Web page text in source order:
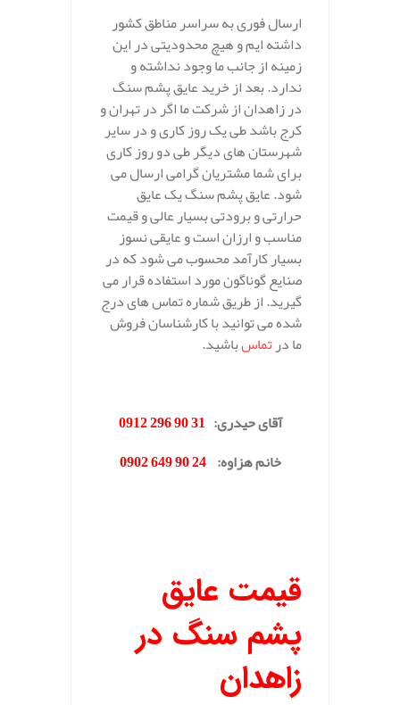
ارسال فوری به سراسر مناطق کشور
داشته ایم و هیچ محدودیتی در این
زمینه از جانب ما وجود نداشته و
ندارد. بعد از خرید عایق پشم سنگ
در زاهدان از شرکت ما اگر در تهران و
کرج باشد طی یک روز کاری و در سایر
شهرستان های دیگر طی دو روز کاری
برای شما مشتریان گرامی ارسال می
شود. عایق پشم سنگ یک عایق
حرارتی و برودتی بسیار عالی و قیمت
مناسب و ارزان است و عایقی نسوز
بسیار کارآمد محسوب می شود که در
صنایع گوناگون مورد استفاده قرار می
گیرید. از طریق شماره تماس های درج
شده می توانید با کارشناسان فروش
ما درتماسباشید.
آقای حیدری:
31 90 296 0912
خانم هزاوه:
24 90 649 0902
قیمت عایق
پشم سنگ در
زاهدان